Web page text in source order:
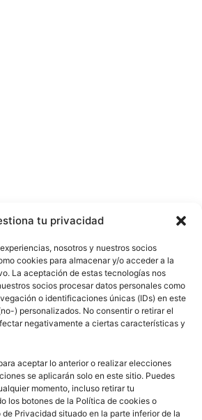
tu privacidad
nosotros y nuestros socios
cookies para almacenar y/o acceder a la
La aceptación de estas tecnologías nos
socios procesar datos personales como
o identificaciones únicas (IDs) en este
) personalizados. No consentir o retirar el
negativamente a ciertas características y
aceptar lo anterior o realizar elecciones
se aplicarán solo en este sitio. Puedes
momento, incluso retirar tu
los botones de la Política de cookies o
Privacidad situado en la parte inferior de la